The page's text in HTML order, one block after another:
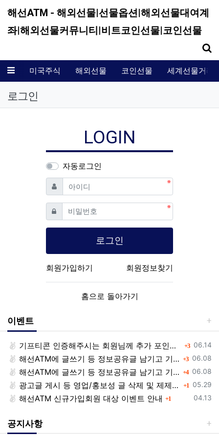
해선ATM - 해외선물|선물옵션|해외선물대여계
좌|해외선물커뮤니티|비트코인선물|코인선물
메뉴 미국주식 해외선물 코인선물 세계선물거래
로그인
LOGIN
자동로그인
아이디 필수
비밀번호필수
로그인
회원가입하기 회원정보찾기
홈으로 돌아가기
이벤트
등록일
06.14
기프티콘 인증해주시는 회원님께 추가 포인트 쏩니다!! 3댓글
등록일
06.08
해선ATM에 글쓰기 등 정보공유글 남기고 기프티콘 받자! 3댓글
등록일
06.08
해선ATM에 글쓰기 등 정보공유글 남기고 기프티콘 받자! 4댓글
등록일
05.29
광고글 게시 등 영업/홍보성 글 삭제 및 제제대상입니다. 1댓글
등록일
04.13
해선ATM 신규가입회원 대상 이벤트 안내 1
공지사항